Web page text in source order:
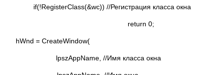
if(!RegisterClass(&wc)) //Регистрация класса окна
return 0;
hWnd = CreateWindow(
lpszAppName, //Имя класса окна